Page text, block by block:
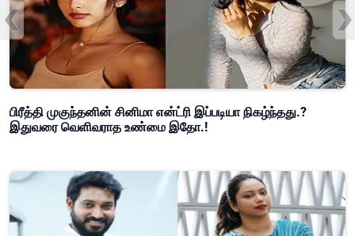
பிரீத்தி முகுந்தனின் சினிமா என்ட்ரி இப்படியா நிகழ்ந்தது.?
இதுவரை வெளிவராத உண்மை இதோ.!